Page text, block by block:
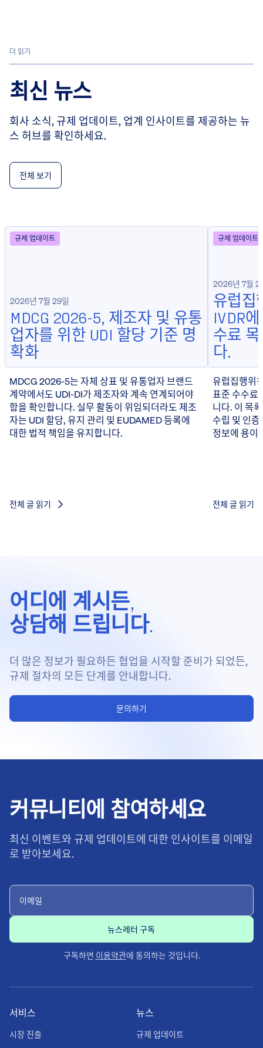
더 읽기
최신 뉴스
회사 소식, 규제 업데이트, 업계 인사이트를 제공하는 뉴
스 허브를 확인하세요.
전체 보기
규제 업데이트
2026년 7월 29일
MDCG 2026-5, 제조자 및 유통
업자를 위한 UDI 할당 기준 명
확화
MDCG 2026-5는 자체 상표 및 유통업자 브랜드
계약에서도 UDI-DI가 제조자와 계속 연계되어야
함을 확인합니다. 실무 활동이 위임되더라도 제조
자는 UDI 할당, 유지 관리 및 EUDAMED 등록에
대한 법적 책임을 유지합니다.
전체 글 읽기
규제 업데이트
2026년 7월
유럽집
IVDR
수료
다.
유럽집행위
표준 수수료
니다. 이 목
수립 및 인
정보에 용이
전체 글 읽기
어디에 계시든,
상담해 드립니다.
더 많은 정보가 필요하든 협업을 시작할 준비가 되었든,
규제 절차의 모든 단계를 안내합니다.
문의하기
커뮤니티에 참여하세요
최신 이벤트와 규제 업데이트에 대한 인사이트를 이메일
로 받아보세요.
구독하면 이용약관에 동의하는 것입니다.
뉴스
규제 업데이트
서비스
시장 진출